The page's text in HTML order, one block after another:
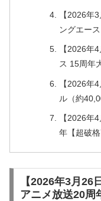
【2026年
ングエー
【2026年
ス 15周年
【2026年
ル（約
【2026年
年【超破
【2026年3月26
アニメ放送20周